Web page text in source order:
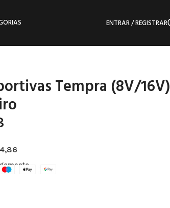
ENTRAR / REGISTRAR
Tempra (8V/16V)